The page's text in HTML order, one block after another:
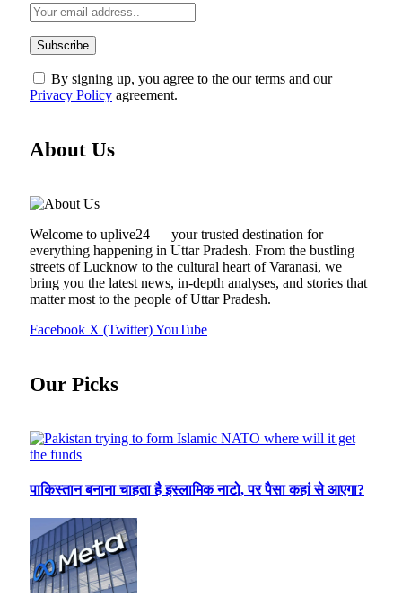
By signing up, you agree to the our terms and our
Privacy Policy agreement.
About Us
Welcome to uplive24 — your trusted destination for
everything happening in Uttar Pradesh. From the bustling
streets of Lucknow to the cultural heart of Varanasi, we
bring you the latest news, in-depth analyses, and stories that
matter most to the people of Uttar Pradesh.
Facebook X (Twitter)YouTube
Our Picks
पाकिस्तान बनाना चाहता है इस्लामिक नाटो, पर पैसा कहां से आएगा?